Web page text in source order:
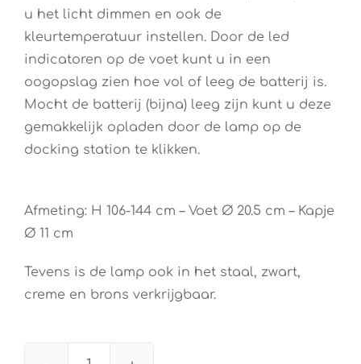
u het licht dimmen en ook de
kleurtemperatuur instellen. Door de led
indicatoren op de voet kunt u in een
oogopslag zien hoe vol of leeg de batterij is.
Mocht de batterij (bijna) leeg zijn kunt u deze
gemakkelijk opladen door de lamp op de
docking station te klikken.
Afmeting: H 106-144 cm – Voet Ø 20.5 cm – Kapje
Ø 11 cm
Tevens is de lamp ook in het staal, zwart,
creme en brons verkrijgbaar.